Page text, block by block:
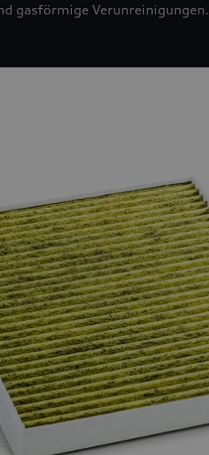
gasförmige Verunreinigungen.